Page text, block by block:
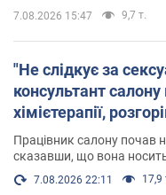
7.08.2026 15:47 9,7 т.
"Не слідкує за
консультант
хімієтерапії,
Працівник салону почав
сказавши, що вона
7.08.2026 22:11 17,9